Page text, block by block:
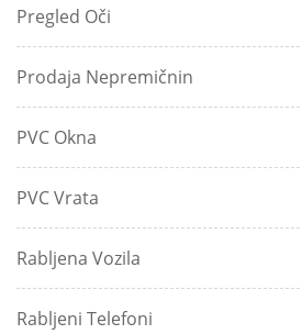
Pregled Oči
Prodaja Nepremičnin
PVC Okna
PVC Vrata
Rabljena Vozila
Rabljeni Telefoni